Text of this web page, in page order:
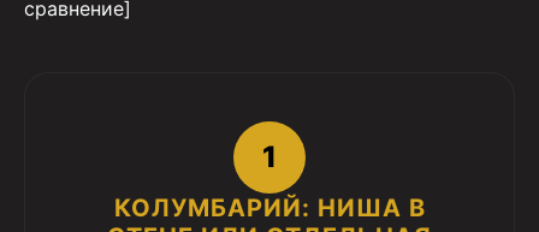
сравнение]
1
КОЛУМБАРИЙ: НИША В